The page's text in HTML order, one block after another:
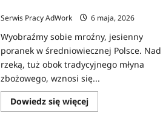
Serwis Pracy AdWork
6 maja, 2026
Wyobraźmy sobie mroźny, jesienny
poranek w średniowiecznej Polsce. Nad
rzeką, tuż obok tradycyjnego młyna
zbożowego, wznosi się...
Dowiedz się więcejDowiedz
się